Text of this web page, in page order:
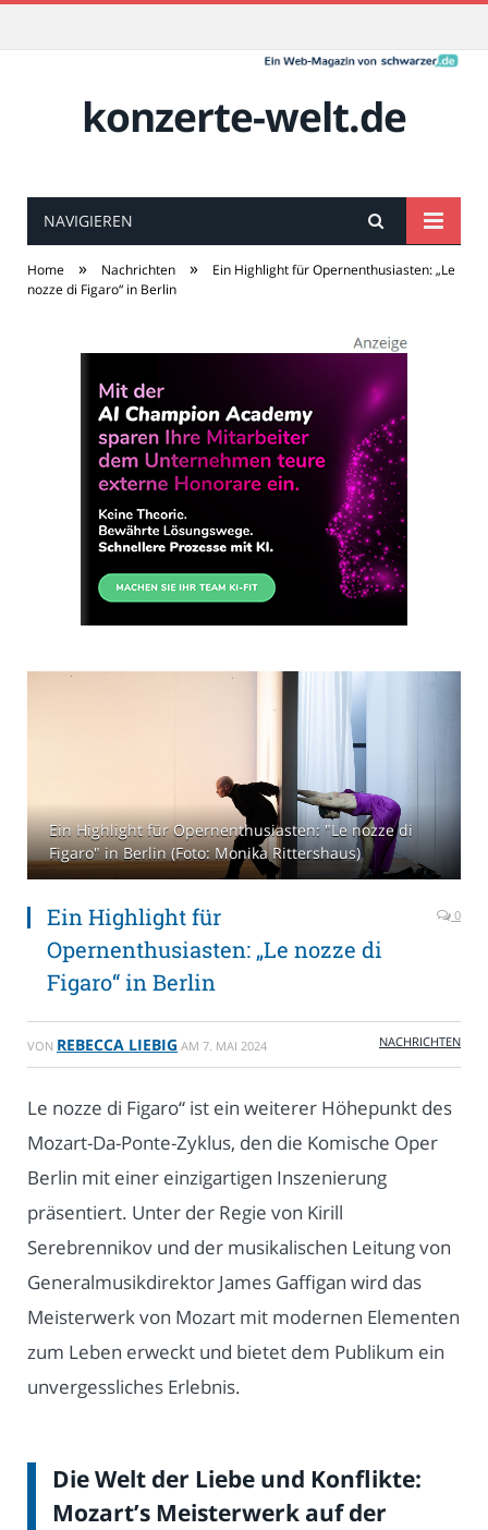
konzerte-welt.de
NAVIGIEREN
Home » Nachrichten »
Ein Highlight für Opernenthusiasten: „Le
nozze di Figaro“ in Berlin
Ein Highlight für Opernenthusiasten: "Le nozze di
Figaro" in Berlin (Foto: Monika Rittershaus)
Ein Highlight für
Opernenthusiasten: „Le nozze di
Figaro“ in Berlin
0
VON REBECCA LIEBIG AM 7. MAI 2024 NACHRICHTEN
Le nozze di Figaro“ ist ein weiterer Höhepunkt des
Mozart-Da-Ponte-Zyklus, den die Komische Oper
Berlin mit einer einzigartigen Inszenierung
präsentiert. Unter der Regie von Kirill
Serebrennikov und der musikalischen Leitung von
Generalmusikdirektor James Gaffigan wird das
Meisterwerk von Mozart mit modernen Elementen
zum Leben erweckt und bietet dem Publikum ein
unvergessliches Erlebnis.
Die Welt der Liebe und Konflikte:
Mozart’s Meisterwerk auf der